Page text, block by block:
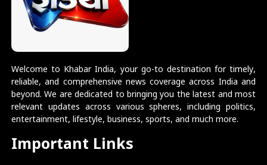
Welcome to Khabar India, your go-to destination for timely,
reliable, and comprehensive news coverage across India and
beyond. We are dedicated to bringing you the latest and most
relevant updates across various spheres, including politics,
entertainment, lifestyle, business, sports, and much more.
Important Links